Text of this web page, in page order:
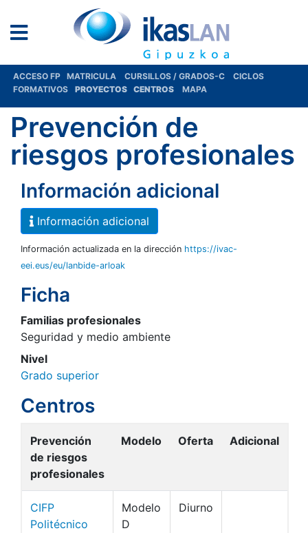
ACCESO FP MATRICULA CURSILLOS / GRADOS-C
CICLOS
FORMATIVOS
PROYECTOS CENTROS MAPA
Prevención de
riesgos profesionales
Información adicional
Información adicional
Información actualizada en la dirección https://ivac-
eei.eus/eu/lanbide-arloak
Ficha
Familias profesionales
Seguridad y medio ambiente
Nivel
Grado superior
Centros
Prevención
de riesgos
profesionales
Modelo Oferta Adicional
CIFP
Politécnico
Modelo
D
Diurno